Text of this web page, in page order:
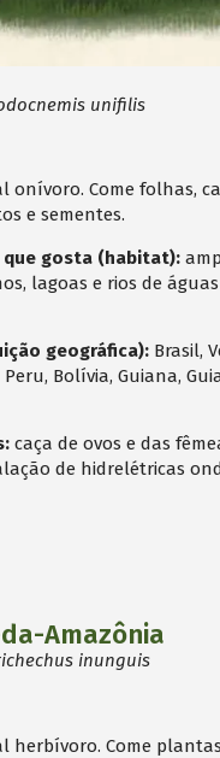
unifilis
onívoro. Come folhas,
e sementes.
que gosta (habitat):
lagoas e rios de
geográfica): Brasil,
Bolívia, Guiana,
caça de ovos e das
de hidrelétricas
Amazônia
inunguis
herbívoro. Come